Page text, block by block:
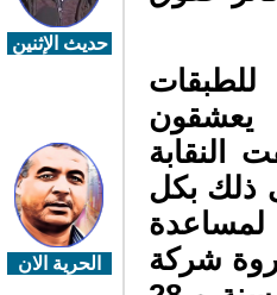
ذلك بكل
شركة
حديث الإثنين
الحرية الان